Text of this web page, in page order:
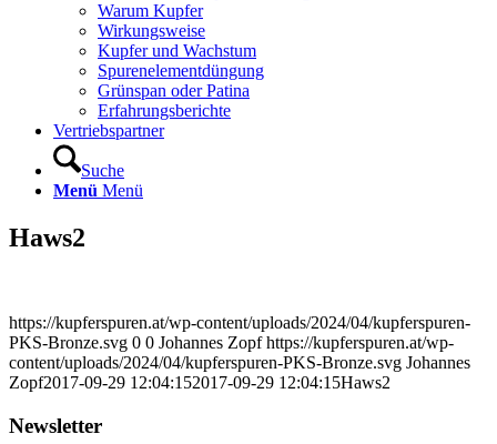
Warum Kupfer
Wirkungsweise
Kupfer und Wachstum
Spurenelementdüngung
Grünspan oder Patina
Erfahrungsberichte
Vertriebspartner
Suche
Menü Menü
Haws2
https://kupferspuren.at/wp-content/uploads/2024/04/kupferspuren-
PKS-Bronze.svg 0 0 Johannes Zopf https://kupferspuren.at/wp-
content/uploads/2024/04/kupferspuren-PKS-Bronze.svg Johannes
Zopf2017-09-29 12:04:152017-09-29 12:04:15Haws2
Newsletter